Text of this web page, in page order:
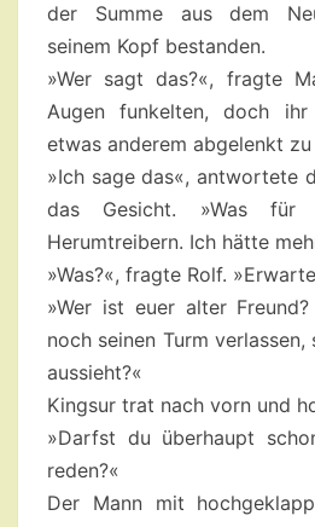
der Summe aus dem
seinem Kopf bestanden.
»Wer sagt das?«, fragte
Augen funkelten, doch
etwas anderem abgelenkt zu
»Ich sage das«, antwortete
das Gesicht. »Was für
Herumtreibern. Ich hätte
»Was?«, fragte Rolf.
»Wer ist euer alter
noch seinen Turm
aussieht?«
Kingsur trat nach vorn und
»Darfst du überhaupt
reden?«
Der Mann mit